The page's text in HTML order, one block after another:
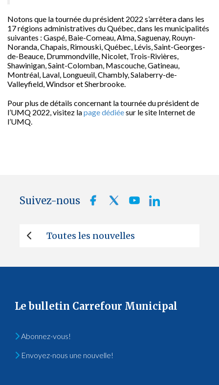
Notons que la tournée du président 2022 s’arrêtera dans les
17 régions administratives du Québec, dans les municipalités
suivantes : Gaspé, Baie-Comeau, Alma, Saguenay, Rouyn-
Noranda, Chapais, Rimouski, Québec, Lévis, Saint-Georges-
de-Beauce, Drummondville, Nicolet, Trois-Rivières,
Shawinigan, Saint-Colomban, Mascouche, Gatineau,
Montréal, Laval, Longueuil, Chambly, Salaberry-de-
Valleyfield, Windsor et Sherbrooke.
Pour plus de détails concernant la tournée du président de
l’UMQ 2022, visitez lapage dédiéesur le site Internet de
l’UMQ.
Suivez-nous
Toutes les nouvelles
Le bulletin Carrefour Municipal
Abonnez-vous!
Envoyez-nous une nouvelle!